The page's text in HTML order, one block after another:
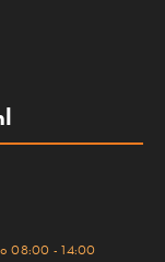
08:00 - 14:00